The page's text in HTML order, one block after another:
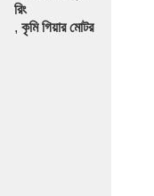
রিং
, কৃমি গিয়ার মোটর